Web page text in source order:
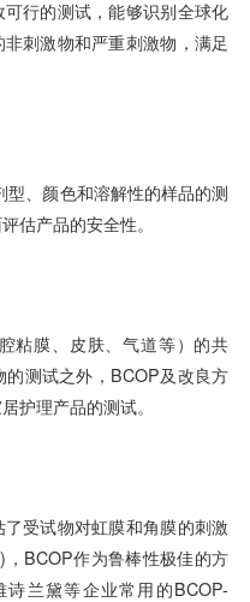
行的测试，能够识别全球化
刺激物和严重刺激物，满足
、颜色和溶解性的样品的测
估产品的安全性。
粘膜、皮肤、气道等）的共
测试之外，BCOP及改良方
护理产品的测试。
受试物对虹膜和角膜的刺激
BCOP作为鲁棒性极佳的方
兰黛等企业常用的BCOP-